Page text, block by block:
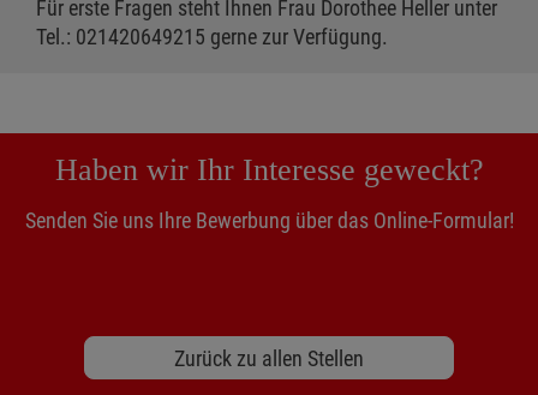
Für erste Fragen steht Ihnen Frau Dorothee Heller unter
Tel.: 021420649215 gerne zur Verfügung.
Haben wir Ihr Interesse geweckt?
Senden Sie uns Ihre Bewerbung über das Online-Formular!
Zurück zu allen Stellen